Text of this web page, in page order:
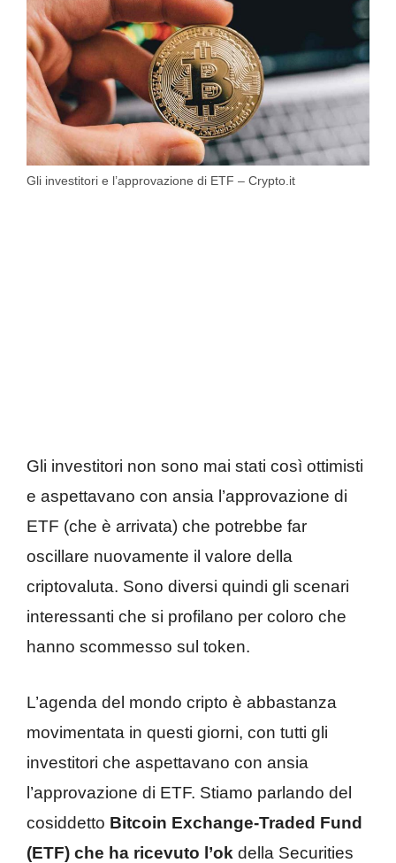
Gli investitori e l’approvazione di ETF – Crypto.it
Gli investitori non sono mai stati così ottimisti
e aspettavano con ansia l’approvazione di
ETF (che è arrivata) che potrebbe far
oscillare nuovamente il valore della
criptovaluta. Sono diversi quindi gli scenari
interessanti che si profilano per coloro che
hanno scommesso sul token.
L’agenda del mondo cripto è abbastanza
movimentata in questi giorni, con tutti gli
investitori che aspettavano con ansia
l’approvazione di ETF. Stiamo parlando del
cosiddetto Bitcoin Exchange-Traded Fund
(ETF) che ha ricevuto l’ok della Securities